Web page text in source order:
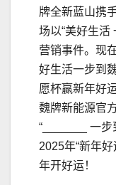
牌全新蓝山携
场以“美好生活
营销事件。现
好生活一步到
愿杯赢新年好
魏牌新能源官
“_______ 一
2025年“新年
年开好运！